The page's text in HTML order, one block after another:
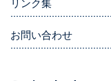
リンク集
お問い合わせ